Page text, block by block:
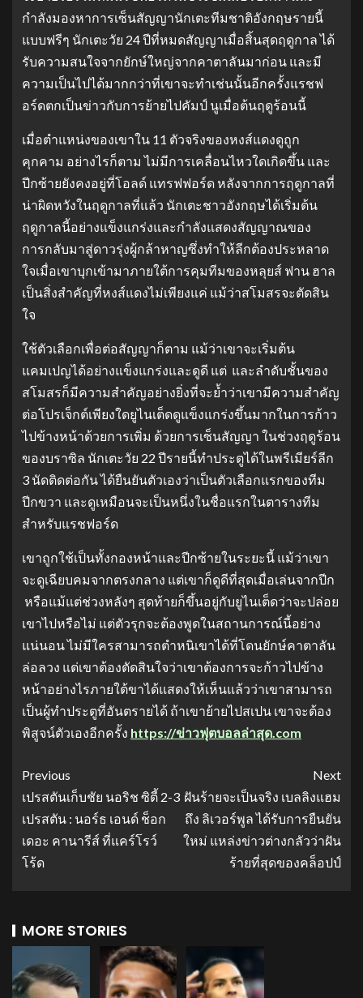
กำลังมองหาการเซ็นสัญญานักเตะทีมชาติอังกฤษรายนี้
แบบฟรีๆ นักเตะวัย 24 ปีที่หมดสัญญาเมื่อสิ้นสุดฤดูกาล ได้
รับความสนใจจากยักษ์ใหญ่จากคาตาลันมาก่อน และมี
ความเป็นไปได้มากกว่าที่เขาจะทำเช่นนั้นอีกครั้งแรชฟ
อร์ดตกเป็นข่าวกับการย้ายไปคัมป์ นูเมื่อต้นฤดูร้อนนี้
เมื่อตำแหน่งของเขาใน 11 ตัวจริงของหงส์แดงดูถูก
คุกคาม อย่างไรก็ตาม ไม่มีการเคลื่อนไหวใดเกิดขึ้น และ
ปีกซ้ายยังคงอยู่ที่โอลด์ แทรฟฟอร์ด หลังจากการฤดูกาลที่
น่าผิดหวังในฤดูกาลที่แล้ว นักเตะชาวอังกฤษได้เริ่มต้น
ฤดูกาลนี้อย่างแข็งแกร่งและกำลังแสดงสัญญาณของ
การกลับมาสู่ดาวรุ่งผู้กล้าหาญซึ่งทำให้ลีกต้องประหลาด
ใจเมื่อเขาบุกเข้ามาภายใต้การคุมทีมของหลุยส์ ฟาน ฮาล
เป็นสิ่งสำคัญที่หงส์แดงไม่เพียงแค่ แม้ว่าสโมสรจะตัดสิน
ใจ
ใช้ตัวเลือกเพื่อต่อสัญญาก็ตาม แม้ว่าเขาจะเริ่มต้น
แคมเปญได้อย่างแข็งแกร่งและดูดี แต่ และลำดับชั้นของ
สโมสรก็มีความสำคัญอย่างยิ่งที่จะย้ำว่าเขามีความสำคัญ
ต่อโปรเจ็กต์เพียงใดยูไนเต็ดดูแข็งแกร่งขึ้นมากในการก้าว
ไปข้างหน้าด้วยการเพิ่ม ด้วยการเซ็นสัญญา ในช่วงฤดูร้อน
ของบราซิล นักเตะวัย 22 ปีรายนี้ทำประตูได้ในพรีเมียร์ลีก
3 นัดติดต่อกัน ได้ยืนยันตัวเองว่าเป็นตัวเลือกแรกของทีม
ปีกขวา และดูเหมือนจะเป็นหนึ่งในชื่อแรกในตารางทีม
สำหรับแรชฟอร์ด
เขาถูกใช้เป็นทั้งกองหน้าและปีกซ้ายในระยะนี้ แม้ว่าเขา
จะดูเฉียบคมจากตรงกลาง แต่เขาก็ดูดีที่สุดเมื่อเล่นจากปีก
หรือแม้แต่ช่วงหลังๆ สุดท้ายก็ขึ้นอยู่กับยูไนเต็ดว่าจะปล่อย
เขาไปหรือไม่ แต่ตัวรุกจะต้องพูดในสถานการณ์นี้อย่าง
แน่นอน ไม่มีใครสามารถตำหนิเขาได้ที่โดนยักษ์คาตาลัน
ล่อลวง แต่เขาต้องตัดสินใจว่าเขาต้องการจะก้าวไปข้าง
หน้าอย่างไรภายใต้ขาได้แสดงให้เห็นแล้วว่าเขาสามารถ
เป็นผู้ทำประตูที่อันตรายได้ ถ้าเขาย้ายไปสเปน เขาจะต้อง
พิสูจน์ตัวเองอีกครั้ง https://ข่าวฟุตบอลล่าสุด.com
Previous
เปรสตันเก็บชัย นอริช ซิตี้ 2-3
เปรสตัน : นอร์ธ เอนด์ ช็อก
เดอะ คานารีส์ ที่แคร์โรว์
โร้ด
Next
ฝันร้ายจะเป็นจริง เบลลิงแฮม
ถึง ลิเวอร์พูล ได้รับการยืนยัน
ใหม่ แหล่งข่าวต่างกลัวว่าฝัน
ร้ายที่สุดของคล็อปป์
MORE STORIES